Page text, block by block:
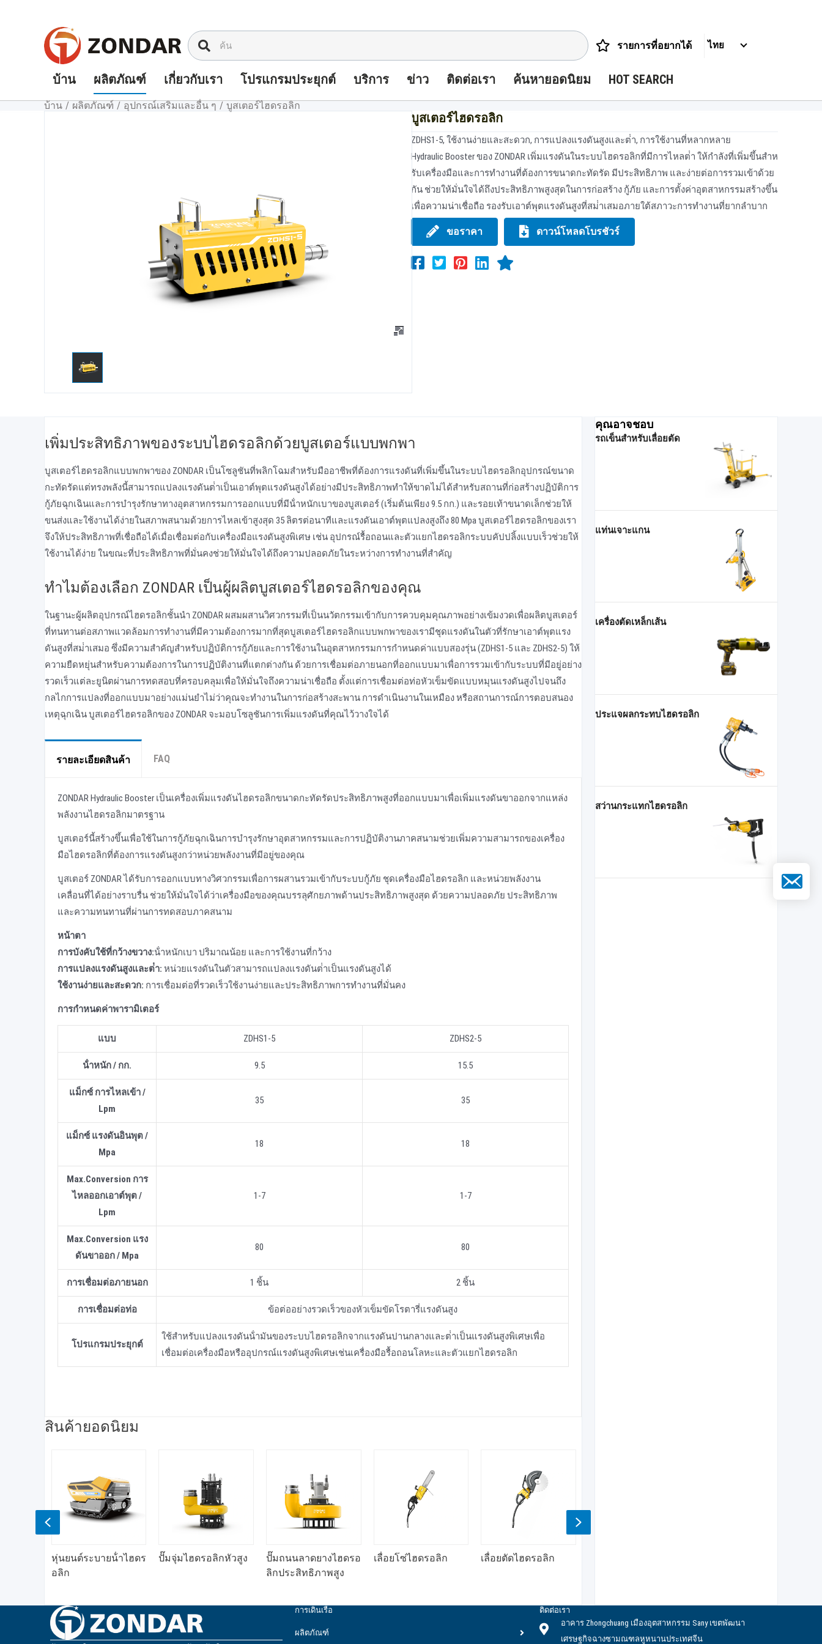
รายการที่อยากได้ ไทย
บ้าน ผลิตภัณฑ์ เกี่ยวกับเรา โปรแกรมประยุกต์ บริการ ข่าว ติดต่อเรา ค้นหายอดนิยม HOT SEARCH
บ้าน / ผลิตภัณฑ์ / อุปกรณ์เสริมและอื่น ๆ / บูสเตอร์ไฮดรอลิก
บูสเตอร์ไฮดรอลิก
ZDHS1-5, ใช้งานง่ายและสะดวก, การแปลงแรงดันสูงและต่ํา, การใช้งานที่หลากหลาย
Hydraulic Booster ของ ZONDAR เพิ่มแรงดันในระบบไฮดรอลิกที่มีการไหลต่ํา ให้กําลังที่เพิ่มขึ้นสําห
รับเครื่องมือและการทํางานที่ต้องการขนาดกะทัดรัด มีประสิทธิภาพ และง่ายต่อการรวมเข้าด้วย
กัน ช่วยให้มั่นใจได้ถึงประสิทธิภาพสูงสุดในการก่อสร้าง กู้ภัย และการตั้งค่าอุตสาหกรรมสร้างขึ้น
เพื่อความน่าเชื่อถือ รองรับเอาต์พุตแรงดันสูงที่สม่ําเสมอภายใต้สภาวะการทํางานที่ยากลําบาก
ขอราคา ดาวน์โหลดโบรชัวร์
เพิ่มประสิทธิภาพของระบบไฮดรอลิกด้วยบูสเตอร์แบบพกพา
บูสเตอร์ไฮดรอลิกแบบพกพาของ ZONDAR เป็นโซลูชันที่พลิกโฉมสําหรับมืออาชีพที่ต้องการแรงดันที่เพิ่มขึ้นในระบบไฮดรอลิกอุปกรณ์ขนาด
กะทัดรัดแต่ทรงพลังนี้สามารถแปลงแรงดันต่ําเป็นเอาต์พุตแรงดันสูงได้อย่างมีประสิทธิภาพทําให้ขาดไม่ได้สําหรับสถานที่ก่อสร้างปฏิบัติการ
กู้ภัยฉุกเฉินและการบํารุงรักษาทางอุตสาหกรรมการออกแบบที่มีน้ําหนักเบาของบูสเตอร์ (เริ่มต้นเพียง 9.5 กก.) และรอยเท้าขนาดเล็กช่วยให้
ขนส่งและใช้งานได้ง่ายในสภาพสนามด้วยการไหลเข้าสูงสุด 35 ลิตรต่อนาทีและแรงดันเอาต์พุตแปลงสูงถึง 80 Mpa บูสเตอร์ไฮดรอลิกของเรา
จึงให้ประสิทธิภาพที่เชื่อถือได้เมื่อเชื่อมต่อกับเครื่องมือแรงดันสูงพิเศษ เช่น อุปกรณ์รื้อถอนและตัวแยกไฮดรอลิกระบบคัปปลิ้งแบบเร็วช่วยให้
ใช้งานได้ง่าย ในขณะที่ประสิทธิภาพที่มั่นคงช่วยให้มั่นใจได้ถึงความปลอดภัยในระหว่างการทํางานที่สําคัญ
ทําไมต้องเลือก ZONDAR เป็นผู้ผลิตบูสเตอร์ไฮดรอลิกของคุณ
ในฐานะผู้ผลิตอุปกรณ์ไฮดรอลิกชั้นนํา ZONDAR ผสมผสานวิศวกรรมที่เป็นนวัตกรรมเข้ากับการควบคุมคุณภาพอย่างเข้มงวดเพื่อผลิตบูสเตอร์
ที่ทนทานต่อสภาพแวดล้อมการทํางานที่มีความต้องการมากที่สุดบูสเตอร์ไฮดรอลิกแบบพกพาของเรามีชุดแรงดันในตัวที่รักษาเอาต์พุตแรง
ดันสูงที่สม่ําเสมอ ซึ่งมีความสําคัญสําหรับปฏิบัติการกู้ภัยและการใช้งานในอุตสาหกรรมการกําหนดค่าแบบสองรุ่น (ZDHS1-5 และ ZDHS2-5) ให้
ความยืดหยุ่นสําหรับความต้องการในการปฏิบัติงานที่แตกต่างกัน ด้วยการเชื่อมต่อภายนอกที่ออกแบบมาเพื่อการรวมเข้ากับระบบที่มีอยู่อย่าง
รวดเร็วแต่ละยูนิตผ่านการทดสอบที่ครอบคลุมเพื่อให้มั่นใจถึงความน่าเชื่อถือ ตั้งแต่การเชื่อมต่อท่อหัวเข็มขัดแบบหมุนแรงดันสูงไปจนถึง
กลไกการแปลงที่ออกแบบมาอย่างแม่นยําไม่ว่าคุณจะทํางานในการก่อสร้างสะพาน การดําเนินงานในเหมือง หรือสถานการณ์การตอบสนอง
เหตุฉุกเฉิน บูสเตอร์ไฮดรอลิกของ ZONDAR จะมอบโซลูชันการเพิ่มแรงดันที่คุณไว้วางใจได้
รายละเอียดสินค้า FAQ
ZONDAR Hydraulic Booster เป็นเครื่องเพิ่มแรงดันไฮดรอลิกขนาดกะทัดรัดประสิทธิภาพสูงที่ออกแบบมาเพื่อเพิ่มแรงดันขาออกจากแหล่ง
พลังงานไฮดรอลิกมาตรฐาน
บูสเตอร์นี้สร้างขึ้นเพื่อใช้ในการกู้ภัยฉุกเฉินการบํารุงรักษาอุตสาหกรรมและการปฏิบัติงานภาคสนามช่วยเพิ่มความสามารถของเครื่อง
มือไฮดรอลิกที่ต้องการแรงดันสูงกว่าหน่วยพลังงานที่มีอยู่ของคุณ
บูสเตอร์ ZONDAR ได้รับการออกแบบทางวิศวกรรมเพื่อการผสานรวมเข้ากับระบบกู้ภัย ชุดเครื่องมือไฮดรอลิก และหน่วยพลังงาน
เคลื่อนที่ได้อย่างราบรื่น ช่วยให้มั่นใจได้ว่าเครื่องมือของคุณบรรลุศักยภาพด้านประสิทธิภาพสูงสุด ด้วยความปลอดภัย ประสิทธิภาพ
และความทนทานที่ผ่านการทดสอบภาคสนาม
หน้าตา
การบังคับใช้ที่กว้างขวาง:น้ําหนักเบา ปริมาณน้อย และการใช้งานที่กว้าง
การแปลงแรงดันสูงและต่ํา: หน่วยแรงดันในตัวสามารถแปลงแรงดันต่ําเป็นแรงดันสูงได้
ใช้งานง่ายและสะดวก: การเชื่อมต่อที่รวดเร็วใช้งานง่ายและประสิทธิภาพการทํางานที่มั่นคง
การกําหนดค่าพารามิเตอร์
แบบ ZDHS1-5 ZDHS2-5
น้ําหนัก / กก. 9.5 15.5
แม็กซ์ การไหลเข้า /
Lpm
35 35
แม็กซ์ แรงดันอินพุต /
Mpa
18 18
Max.Conversion การ
ไหลออกเอาต์พุต /
Lpm
1-7 1-7
Max.Conversion แรง
ดันขาออก / Mpa
80 80
การเชื่อมต่อภายนอก 1 ชิ้น 2 ชิ้น
การเชื่อมต่อท่อ ข้อต่ออย่างรวดเร็วของหัวเข็มขัดโรตารี่แรงดันสูง
โปรแกรมประยุกต์
ใช้สําหรับแปลงแรงดันน้ํามันของระบบไฮดรอลิกจากแรงดันปานกลางและต่ําเป็นแรงดันสูงพิเศษเพื่อ
เชื่อมต่อเครื่องมือหรืออุปกรณ์แรงดันสูงพิเศษเช่นเครื่องมือรื้อถอนโลหะและตัวแยกไฮดรอลิก
สินค้ายอดนิยม
หุ่นยนต์ระบายน้ําไฮดร
ปั๊มจุ่มไฮดรอลิกหัวสูง
ปั๊มถนนลาดยางไฮดรอ
ลิกประสิทธิภาพสูง
เลื่อยโซ่ไฮดรอลิก เลื่อยตัดไฮดรอลิก
Previous Next
คุณอาจชอบ
รถเข็นสําหรับเลื่อยตัด
แท่นเจาะแกน
เครื่องตัดเหล็กเส้น
ประแจผลกระทบไฮดรอลิก
สว่านกระแทกไฮดรอลิก
การเดินเรือ
ผลิตภัณฑ์
ติดต่อเรา
อาคาร Zhongchuang เมืองอุตสาหกรรม Sany เขตพัฒนา
เศรษฐกิจฉางซามณฑลหูหนานประเทศจีน
อีเมล